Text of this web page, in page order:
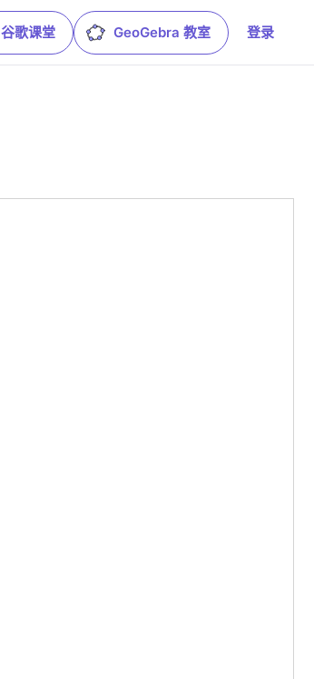
谷歌课堂 GeoGebra 教室 登录